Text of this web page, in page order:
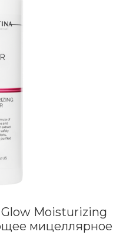
Glow Moisturizing
мицеллярное